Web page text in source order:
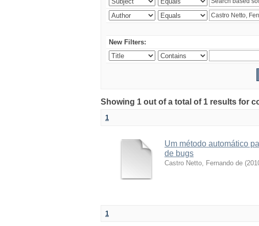
New Filters:
Showing 1 out of a total of 1 results for
1
Um método automático
de bugs
Castro Netto, Fernando de (
1